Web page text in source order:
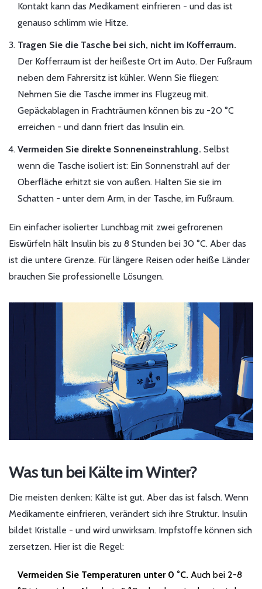
Kontakt kann das Medikament einfrieren - und das ist
genauso schlimm wie Hitze.
Tragen Sie die Tasche bei sich, nicht im Kofferraum.
Der Kofferraum ist der heißeste Ort im Auto. Der Fußraum
neben dem Fahrersitz ist kühler. Wenn Sie fliegen:
Nehmen Sie die Tasche immer ins Flugzeug mit.
Gepäckablagen in Frachträumen können bis zu -20 °C
erreichen - und dann friert das Insulin ein.
Vermeiden Sie direkte Sonneneinstrahlung. Selbst
wenn die Tasche isoliert ist: Ein Sonnenstrahl auf der
Oberfläche erhitzt sie von außen. Halten Sie sie im
Schatten - unter dem Arm, in der Tasche, im Fußraum.
Ein einfacher isolierter Lunchbag mit zwei gefrorenen
Eiswürfeln hält Insulin bis zu 8 Stunden bei 30 °C. Aber das
ist die untere Grenze. Für längere Reisen oder heiße Länder
brauchen Sie professionelle Lösungen.
Was tun bei Kälte im Winter?
Die meisten denken: Kälte ist gut. Aber das ist falsch. Wenn
Medikamente einfrieren, verändert sich ihre Struktur. Insulin
bildet Kristalle - und wird unwirksam. Impfstoffe können sich
zersetzen. Hier ist die Regel:
Vermeiden Sie Temperaturen unter 0 °C. Auch bei 2-8